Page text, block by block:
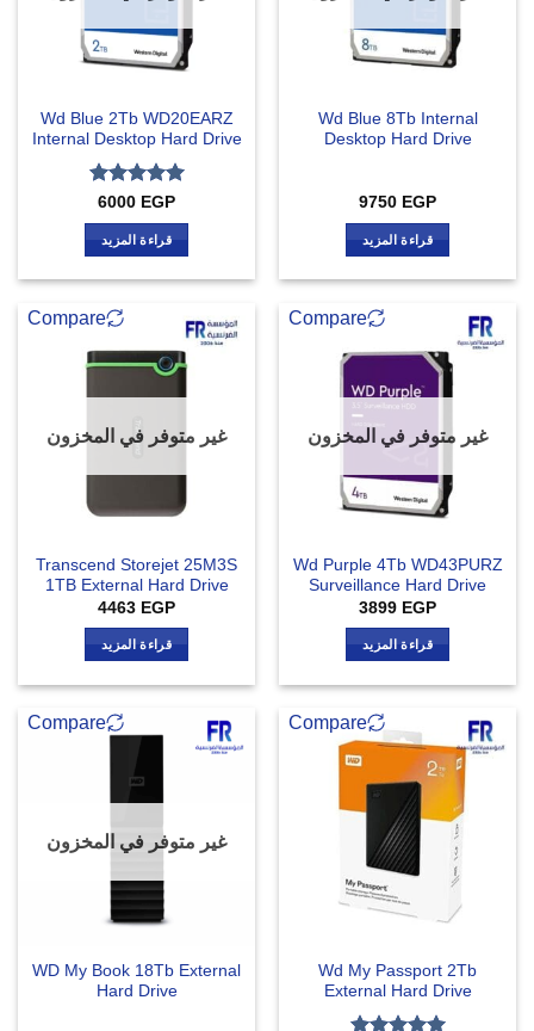
Wd Blue 8Tb Internal
Desktop Hard Drive
9750 EGP
قراءة المزيد
Wd Blue 2Tb WD20EARZ
Internal Desktop Hard Drive
تم التقييم
5من 5
6000 EGP
قراءة المزيد
Compare
غير متوفر في المخزون
Wd Purple 4Tb WD43PURZ
Surveillance Hard Drive
3899 EGP
قراءة المزيد
Compare
غير متوفر في المخزون
Transcend Storejet 25M3S
1TB External Hard Drive
4463 EGP
قراءة المزيد
Compare
Wd My Passport 2Tb
External Hard Drive
Compare
غير متوفر في المخزون
WD My Book 18Tb External
Hard Drive